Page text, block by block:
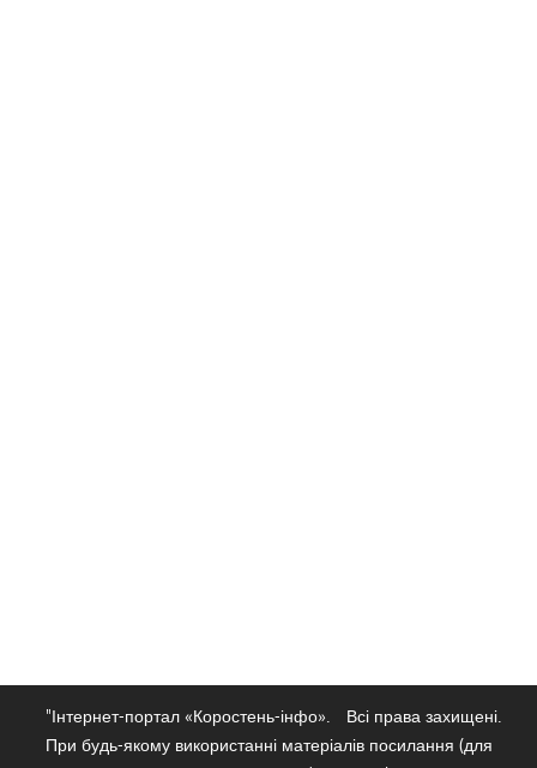
"Інтернет-портал «Коростень-інфо».
Всі права захищені.
При будь-якому використанні матеріалів посилання (для